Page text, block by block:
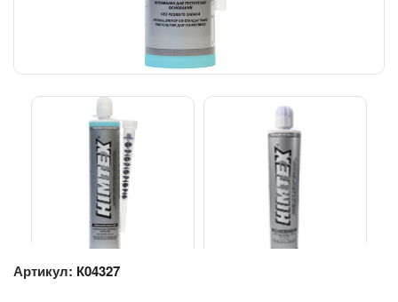
Артикул: К04327